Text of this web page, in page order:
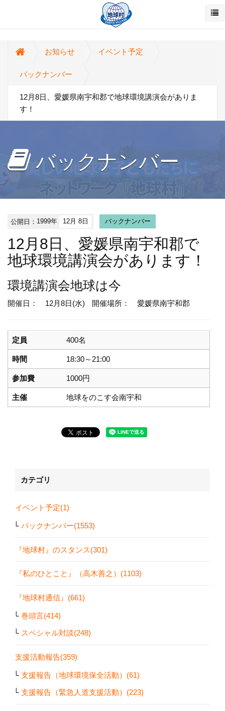
お知らせ イベント予定
バックナンバー
12月8日、愛媛県南宇和郡で地球環境講演会がありま
す！
バックナンバー
公開日： 1999年 12月 8日 バックナンバー
12月8日、愛媛県南宇和郡で
地球環境講演会があります！
環境講演会地球は今
開催日： 12月8日(水) 開催場所： 愛媛県南宇和郡
定員 400名
時間 18:30～21:00
参加費 1000円
主催 地球をのこす会南宇和
カテゴリ
イベント予定(1)
バックナンバー(1553)
『地球村』のスタンス(301)
『私のひとこと』（高木善之）(1103)
『地球村通信』(661)
巻頭言(414)
スペシャル対談(248)
支援活動報告(359)
支援報告（地球環境保全活動）(61)
支援報告（緊急人道支援活動）(223)